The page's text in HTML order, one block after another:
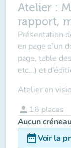
Atelier :
rapport,
Présentation
en page d’un
page, table
etc...) et
Atelier en visio
person 16 places
Aucun
date_rangeVoir la